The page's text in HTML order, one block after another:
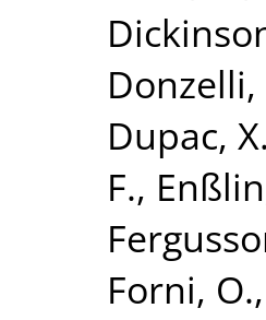
Donzelli,
Dupac, X.
F.,
Forni, O.,